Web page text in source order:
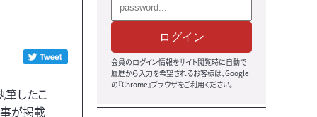
筆したこ
が掲載
ログイン
会員のログイン情報をサイト閲覧時に自動で
履歴から入力を希望されるお客様は、Google
の『Chrome』ブラウザをご利用ください。